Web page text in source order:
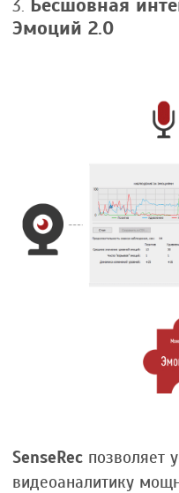
Эмоций 2.0
SenseRec позволяет
видеоаналитику